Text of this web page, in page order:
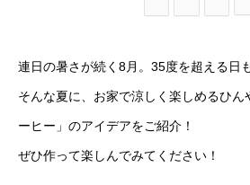
連日の暑さが続く8月。35度を超える日
そんな夏に、お家で涼しく楽しめるひん
ーヒー」のアイデアをご紹介！
ぜひ作って楽しんでみてください！